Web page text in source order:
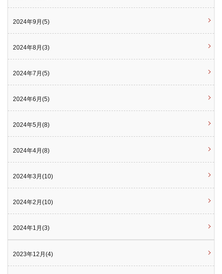
2024年9月(5)
2024年8月(3)
2024年7月(5)
2024年6月(5)
2024年5月(8)
2024年4月(8)
2024年3月(10)
2024年2月(10)
2024年1月(3)
2023年12月(4)